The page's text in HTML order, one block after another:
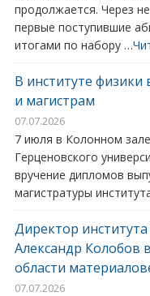
продолжается. Через
первые поступившие
итогами по набору …
В институте
и магистрам
07.07.2026
7 июля в Колонном
Герценовского
вручение дипломов
магистратуры
Директор
Александр Колобов
области
07.07.2026